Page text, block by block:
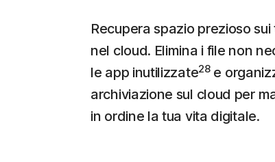
Recupera spazio prezioso
nel cloud. Elimina i file non
le app inutilizzate28e
archiviazione sul cloud per
in ordine la tua vita digitale.